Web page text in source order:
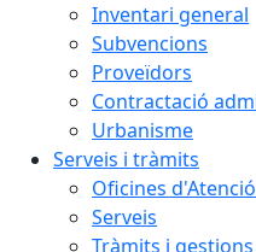
Inventari general
Subvencions
Proveïdors
Contractació
Urbanisme
Serveis i tràmits
Oficines
Serveis
Tràmits i gestions